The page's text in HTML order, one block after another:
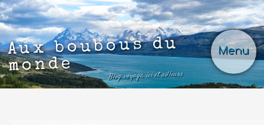
Menu
Aux boubous du
monde
Blog voyage, ici et ailleurs